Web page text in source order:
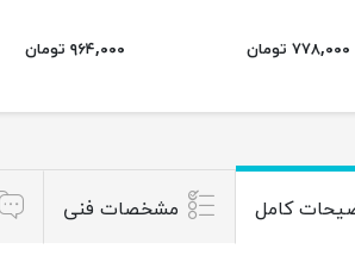
۷۷۸,۰۰۰ تومان ۹۶۴,۰۰۰ تومان
کامل مشخصات فنی